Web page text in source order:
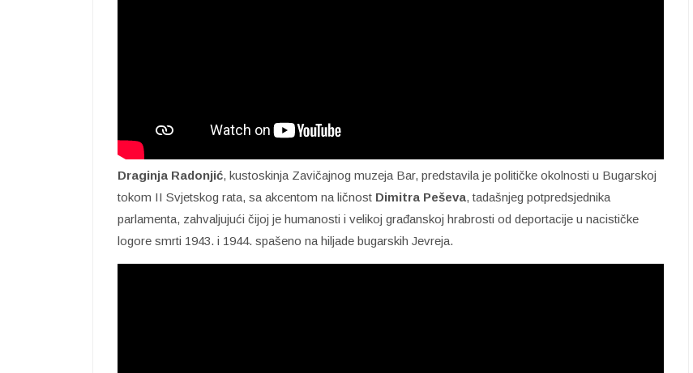
Draginja Radonjić, kustoskinja Zavičajnog muzeja Bar, predstavila je političke okolnosti u Bugarskoj
tokom II Svjetskog rata, sa akcentom na ličnost Dimitra Peševa, tadašnjeg potpredsjednika
parlamenta, zahvaljujući čijoj je humanosti i velikoj građanskoj hrabrosti od deportacije u nacističke
logore smrti 1943. i 1944. spašeno na hiljade bugarskih Jevreja.